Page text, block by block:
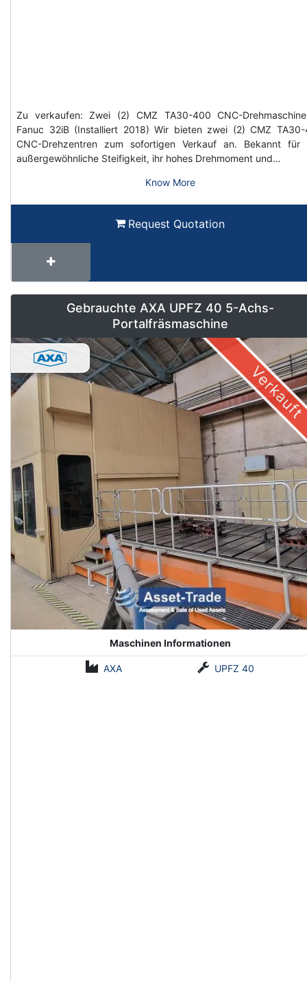
Zu verkaufen: Zwei (2) CMZ TA30-400 CNC-
Fanuc 32iB (Installiert 2018) Wir bieten zwei (2) CMZ
CNC-Drehzentren zum sofortigen Verkauf an. Bekannt für
außergewöhnliche Steifigkeit, ihr hohes Drehmoment und…
Know More
Request Quotation
Gebrauchte AXA UPFZ 40 5-Achs-
Portalfräsmaschine
Verkauft
Maschinen Informationen
AXA UPFZ 40